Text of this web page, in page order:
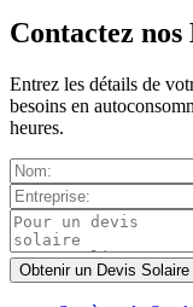
Contactez
Entrez les détails de
besoins en
heures.